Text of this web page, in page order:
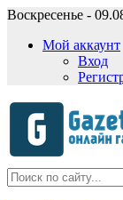
Воскресенье -
Мой аккаунт
Вход